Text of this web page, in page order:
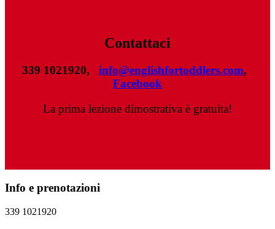
Contattaci
339 1021920, info@englishfortoddlers.com,
Facebook
La prima lezione dimostrativa è gratuita!
Info e prenotazioni
339 1021920